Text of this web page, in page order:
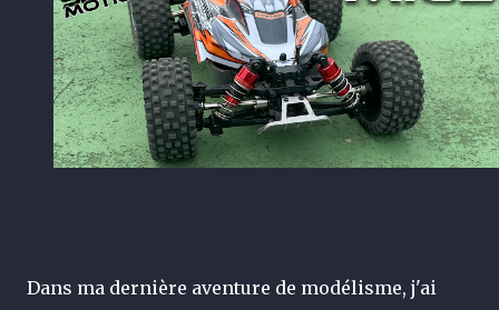
Dans ma dernière aventure de modélisme, j'ai